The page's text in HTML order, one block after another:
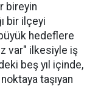
bireyin
bir ilçeyi
hedeflere
var" ilkesiyle iş
beş yıl içinde,
taşıyan